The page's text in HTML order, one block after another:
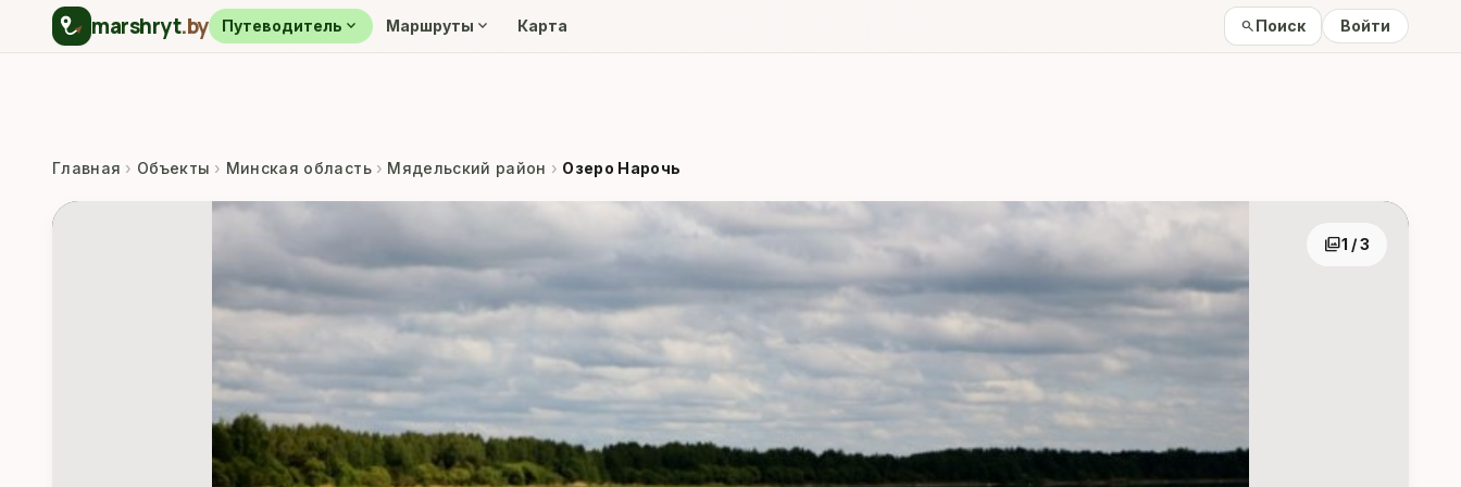
marshryt.by Путеводитель expand_more Маршруты expand_more Карта searchПоиск Войти
Главная › Объекты › Минская область › Мядельский район › Озеро Нарочь
photo_library1 / 3